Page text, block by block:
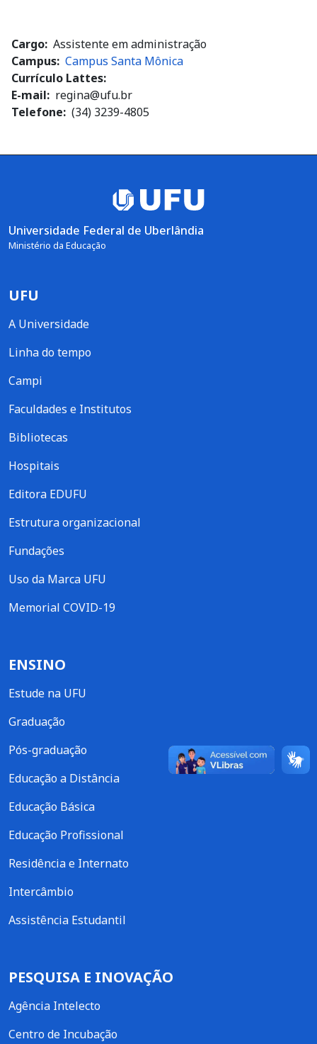
Cargo Assistente em administração
Campus Campus Santa Mônica
Currículo Lattes:
E-mail
regina@ufu.br
Telefone (34) 3239-4805
Universidade Federal de Uberlândia
Ministério da Educação
UFU
A Universidade
Linha do tempo
Campi
Faculdades e Institutos
Bibliotecas
Hospitais
Editora EDUFU
Estrutura organizacional
Fundações
Uso da Marca UFU
Memorial COVID-19
ENSINO
Estude na UFU
Graduação
Pós-graduação
Educação a Distância
Educação Básica
Educação Profissional
Residência e Internato
Intercâmbio
Assistência Estudantil
PESQUISA E INOVAÇÃO
Agência Intelecto
Centro de Incubação